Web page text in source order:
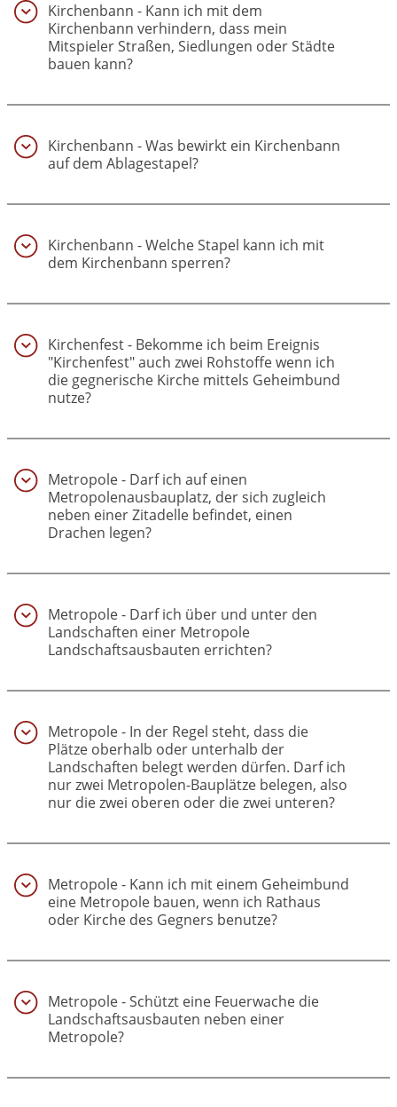
Kirchenbann - Kann ich mit dem
Kirchenbann verhindern, dass mein
Mitspieler Straßen, Siedlungen oder Städte
bauen kann?
Kirchenbann - Was bewirkt ein Kirchenbann
auf dem Ablagestapel?
Kirchenbann - Welche Stapel kann ich mit
dem Kirchenbann sperren?
Kirchenfest - Bekomme ich beim Ereignis
"Kirchenfest" auch zwei Rohstoffe wenn ich
die gegnerische Kirche mittels Geheimbund
nutze?
Metropole - Darf ich auf einen
Metropolenausbauplatz, der sich zugleich
neben einer Zitadelle befindet, einen
Drachen legen?
Metropole - Darf ich über und unter den
Landschaften einer Metropole
Landschaftsausbauten errichten?
Metropole - In der Regel steht, dass die
Plätze oberhalb oder unterhalb der
Landschaften belegt werden dürfen. Darf ich
nur zwei Metropolen-Bauplätze belegen, also
nur die zwei oberen oder die zwei unteren?
Metropole - Kann ich mit einem Geheimbund
eine Metropole bauen, wenn ich Rathaus
oder Kirche des Gegners benutze?
Metropole - Schützt eine Feuerwache die
Landschaftsausbauten neben einer
Metropole?